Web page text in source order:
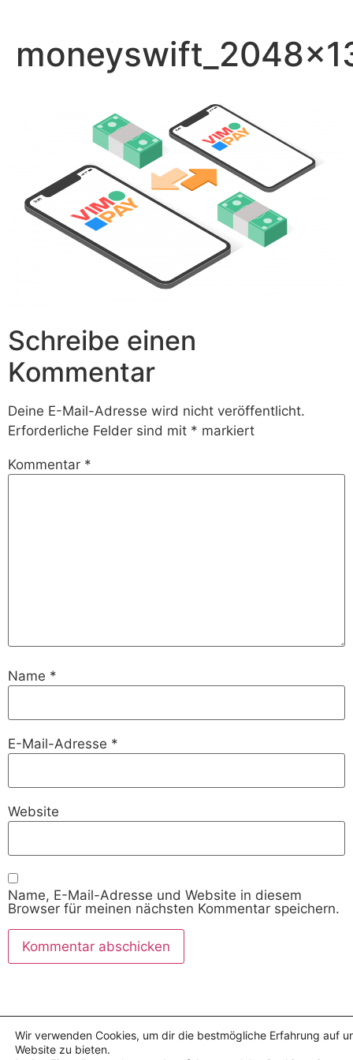
springen
Schreibe einen
Kommentar
Deine E-Mail-Adresse wird nicht veröffentlicht.
Erforderliche Felder sind mit * markiert
Kommentar *
Name *
E-Mail-Adresse *
Website
Name, E-Mail-Adresse und Website in diesem
Browser für meinen nächsten Kommentar speichern.
Wir verwenden Cookies, um dir die bestmögliche Erfahrung auf
Website zu bieten.